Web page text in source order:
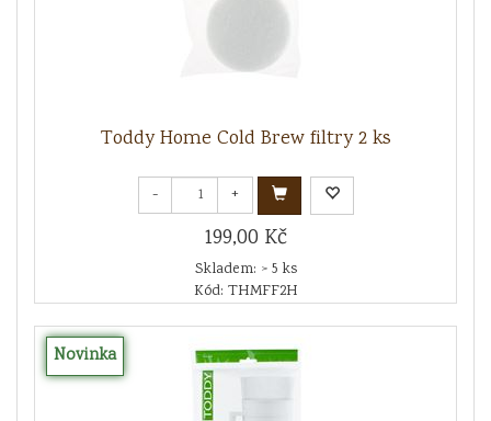
Toddy Home Cold Brew filtry 2 ks
- +
199,00 Kč
Skladem: > 5 ks
Kód: THMFF2H
Novinka